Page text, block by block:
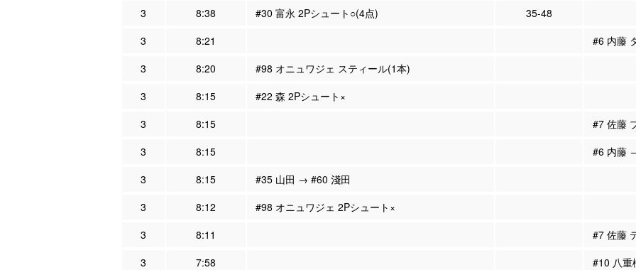
3
8:38 #30 富永 2Pシュート○(4点)
35-48
3
8:21
#6 内藤
3
8:20
#98 オニュワジェ スティール(1本)
3
8:15
#22 森 2Pシュート×
3
8:15
#7 佐藤
3
8:15
#6 内藤
3
8:15
#35 山田 → #60 淺田
3
8:12
#98 オニュワジェ 2Pシュート×
3
8:11
#7 佐藤
3
7:58
#10 八重